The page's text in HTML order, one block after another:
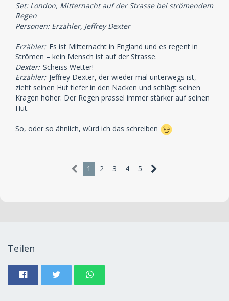
Set: London, Mitternacht auf der Strasse bei strömendem
Regen
Personen: Erzähler, Jeffrey Dexter
Erzähler: Es ist Mitternacht in England und es regent in
Strömen – kein Mensch ist auf der Strasse.
Dexter: Scheiss Wetter!
Erzähler: Jeffrey Dexter, der wieder mal unterwegs ist,
zieht seinen Hut tiefer in den Nacken und schlägt seinen
Kragen höher. Der Regen prassel immer stärker auf seinen
Hut.
So, oder so ähnlich, würd ich das schreiben
1 2 3 4 5
Teilen